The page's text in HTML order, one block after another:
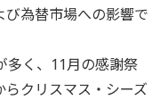
為替市場への影響で
多く、11月の感謝祭
らクリスマス・シーズ